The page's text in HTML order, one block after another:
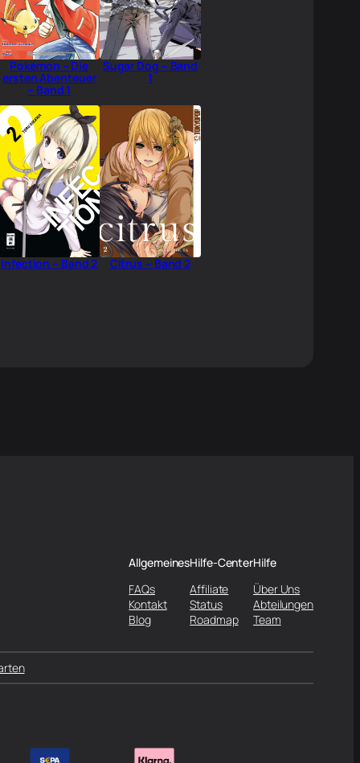
Pokémon – Die
ersten Abenteuer
– Band 1
Sugar Dog – Band
1
Infection – Band 2 Citrus – Band 2
Allgemeines
FAQs
Kontakt
Blog
Hilfe-Center
Affiliate
Status
Roadmap
Hilfe
Über Uns
Abteilungen
Team